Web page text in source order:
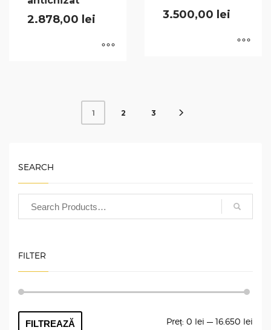
2.878,00 lei 3.500,00 lei
1 2 3
SEARCH
FILTER
FILTREAZĂ Preț: 0 lei — 16.650 lei